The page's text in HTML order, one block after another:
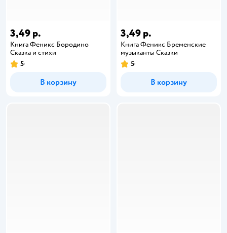
3,49 р.
Книга Феникс Бородино
Сказка и стихи
5
В корзину
3,49 р.
Книга Феникс Бременские
музыканты Сказки
5
В корзину